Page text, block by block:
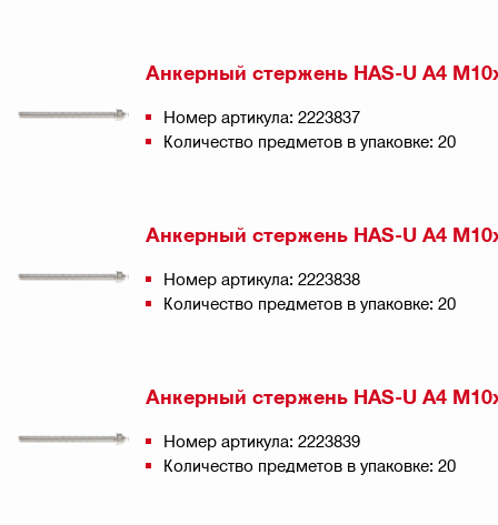
Анкерный стержень HAS-U A4
Номер артикула: 2223837
Количество предметов в упаковке: 20
Анкерный стержень HAS-U A4
Номер артикула: 2223838
Количество предметов в упаковке: 20
Анкерный стержень HAS-U A4
Номер артикула: 2223839
Количество предметов в упаковке: 20